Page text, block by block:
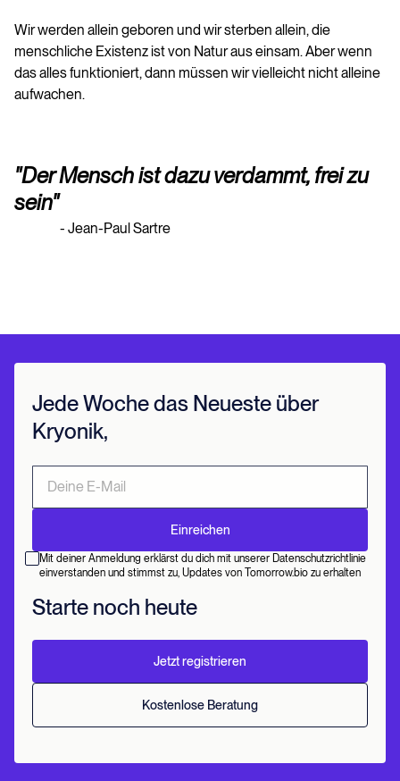
Wir werden allein geboren und wir sterben allein, die
menschliche Existenz ist von Natur aus einsam. Aber wenn
das alles funktioniert, dann müssen wir vielleicht nicht alleine
aufwachen.
"Der Mensch ist dazu verdammt, frei zu
sein"
- Jean-Paul Sartre
Jede Woche das Neueste über
Kryonik,
Mit deiner Anmeldung erklärst du dich mit unserer Datenschutzrichtlinie
einverstanden und stimmst zu, Updates von Tomorrow.bio zu erhalten
Starte noch heute
Jetzt registrieren
Kostenlose Beratung